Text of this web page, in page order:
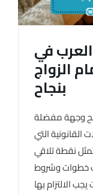
في
الزواج
بنجاح
وجهة مفضلة
القانونية التي
نقطة تلاقي
خطوات وشروط